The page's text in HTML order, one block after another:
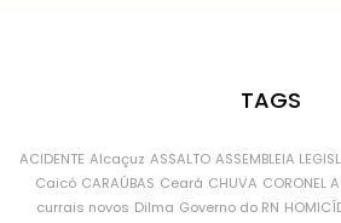
TAGS
ACIDENTE Alcaçuz ASSALTO ASSEMBLEIA
Caicó CARAÚBAS Ceará CHUVA CORONEL
currais novos Dilma Governo do RN